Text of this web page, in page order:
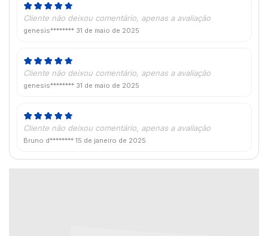
Cliente não deixou comentário, apenas a avaliação
genesis******** 31 de maio de 2025
Cliente não deixou comentário, apenas a avaliação
genesis******** 31 de maio de 2025
Cliente não deixou comentário, apenas a avaliação
Bruno d******** 15 de janeiro de 2025